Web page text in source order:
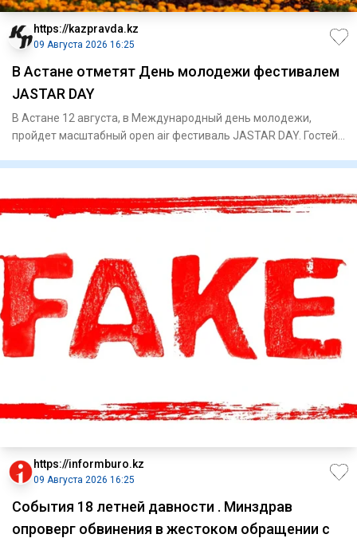
https://kazpravda.kz
09 Августа 2026 16:25
В Астане отметят День молодежи фестивалем
JASTAR DAY
В Астане 12 августа, в Международный день молодежи,
пройдет масштабный open air фестиваль JASTAR DAY. Гостей
https://informburo.kz
09 Августа 2026 16:25
События 18 летней давности . Минздрав
опроверг обвинения в жестоком обращении с